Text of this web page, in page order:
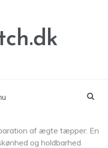
af ægte tæpper: En
og holdbarhed